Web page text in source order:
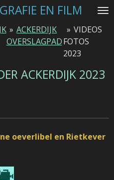
EN FILM
» ACKERDIJK
OVERSLAGPAD
» VIDEOS
FOTOS
2023
ACKERDIJK 2023
oeverlibel en Rietkever